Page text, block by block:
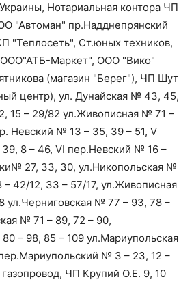
Нотариальная контора ЧП
"Автоман" пр.Надднепрянский
"Теплосеть", Ст.юных техников,
Маркет", ООО "Вико"
(магазин "Берег"), ЧП Шут
центр), ул. Дунайская № 43, 45,
15 – 29/82 ул.Живописная № 71 –
Невский № 13 – 35, 39 – 51, V
8 – 46, VI пер.Невский № 16 –
27, 33, 30, ул.Никопольская №
42/12, 33 – 57/17, ул.Живописная
ул.Черниговская № 77 – 93, 78 –
№ 71 – 89, 72 – 90,
– 98, 85 – 109 ул.Мариупольская
№ 3 – 23, 12 –
ЧП Крупий О.Е. 9, 10